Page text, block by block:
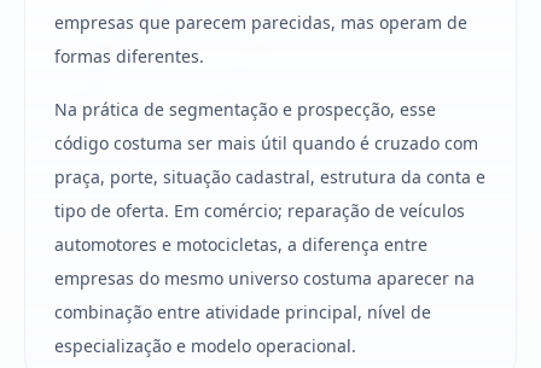
empresas que parecem parecidas, mas operam de
formas diferentes.
Na prática de segmentação e prospecção, esse
código costuma ser mais útil quando é cruzado com
praça, porte, situação cadastral, estrutura da conta e
tipo de oferta. Em comércio; reparação de veículos
automotores e motocicletas, a diferença entre
empresas do mesmo universo costuma aparecer na
combinação entre atividade principal, nível de
especialização e modelo operacional.